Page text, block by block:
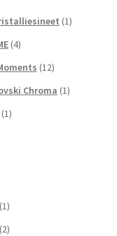
(1)
(4)
(12)
Chroma (1)
(1)
(1)
(2)